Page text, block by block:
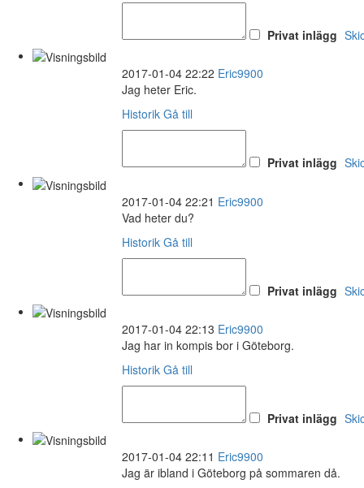
Privat inlägg
2017-01-04 22:22 Eric9900
Jag heter Eric.
Historik Gå till
Privat inlägg
2017-01-04 22:21 Eric9900
Vad heter du?
Historik Gå till
Privat inlägg
2017-01-04 22:13 Eric9900
Jag har in kompis bor i Göteborg.
Historik Gå till
Privat inlägg
2017-01-04 22:11 Eric9900
Jag är ibland i Göteborg på sommaren då.